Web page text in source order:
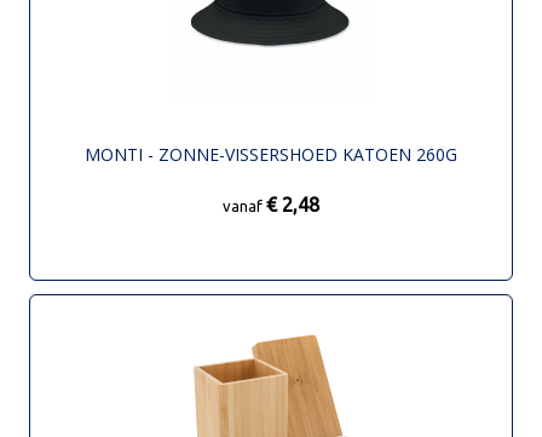
MONTI - ZONNE-VISSERSHOED KATOEN 260G
vanaf € 2,48